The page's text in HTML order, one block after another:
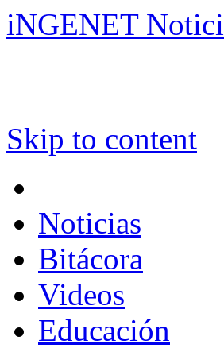
iNGENET
Skip to content
Noticias
Bitácora
Videos
Educación